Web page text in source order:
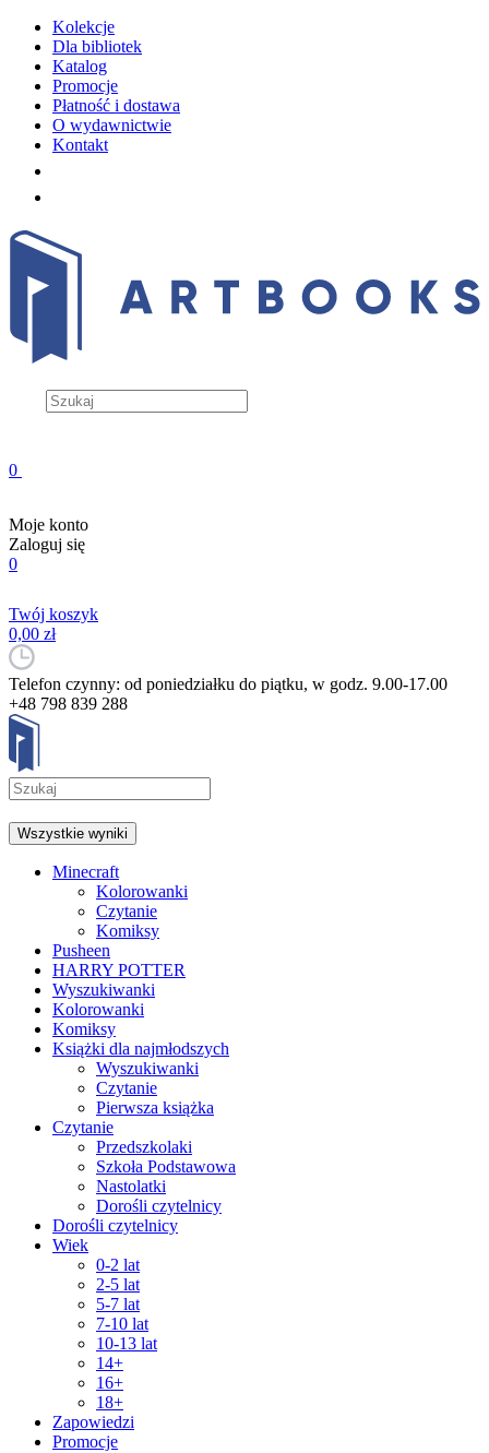
Kolekcje
Dla bibliotek
Katalog
Promocje
Płatność i dostawa
O wydawnictwie
Kontakt
0
Moje konto
Zaloguj się
0
Twój koszyk
0,00 zł
Telefon czynny: od poniedziałku do piątku, w godz. 9.00-17.00
+48 798 839 288
Wszystkie wyniki
Minecraft
Kolorowanki
Czytanie
Komiksy
Pusheen
HARRY POTTER
Wyszukiwanki
Kolorowanki
Komiksy
Książki dla najmłodszych
Wyszukiwanki
Czytanie
Pierwsza książka
Czytanie
Przedszkolaki
Szkoła Podstawowa
Nastolatki
Dorośli czytelnicy
Dorośli czytelnicy
Wiek
0-2 lat
2-5 lat
5-7 lat
7-10 lat
10-13 lat
14+
16+
18+
Zapowiedzi
Promocje